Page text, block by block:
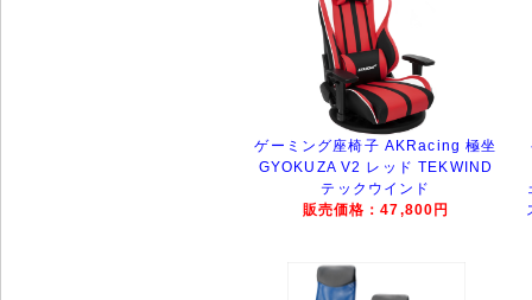
ゲーミング座椅子 AKRacing 極坐
GYOKUZA V2 レッド TEKWIND
テックウインド
販売価格：47,800円